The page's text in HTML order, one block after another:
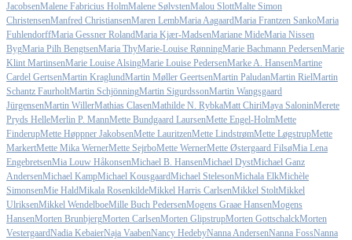
JacobsenMalene Fabricius HolmMalene SølvstenMalou SlottMalte Simon
ChristensenManfred ChristiansenMaren LembMaria AagaardMaria Frantzen SankoMaria
FuhlendorffMaria Gessner RolandMaria Kjær-MadsenMariane MideMaria Nissen
BygMaria Pilh BengtsenMaria ThyMarie-Louise RønningMarie Bachmann PedersenMarie
Klint MartinsenMarie Louise AlsingMarie Louise PedersenMarke A. HansenMartine
Cardel GertsenMartin KraglundMartin Møller GeertsenMartin PaludanMartin RielMartin
Schantz FaurholtMartin SchjönningMartin SigurdssonMartin Wangsgaard
JürgensenMartin WillerMathias ClasenMathilde N. RybkaMatt ChiriMaya SaloninMerete
Pryds HelleMerlin P. MannMette Bundgaard LaursenMette Engel-HolmMette
FinderupMette Høppner JakobsenMette LauritzenMette LindstrømMette LøgstrupMette
MarkertMette Mika WernerMette SejrboMette WernerMette Østergaard FilsøMia Lena
EngebretsenMia Louw HåkonsenMichael B. HansenMichael DystMichael Ganz
AndersenMichael KampMichael KousgaardMichael StelesonMichala ElkMichèle
SimonsenMie HaldMikala RosenkildeMikkel Harris CarlsenMikkel StoltMikkel
UlriksenMikkel WendelboeMille Buch PedersenMogens Graae HansenMogens
HansenMorten BrunbjergMorten CarlsenMorten GlipstrupMorten GottschalckMorten
VestergaardNadia KebaierNaja VaabenNancy HedebyNanna AndersenNanna FossNanna